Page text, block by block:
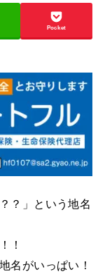
Pocket
？」という地名
！
名がいっぱい！